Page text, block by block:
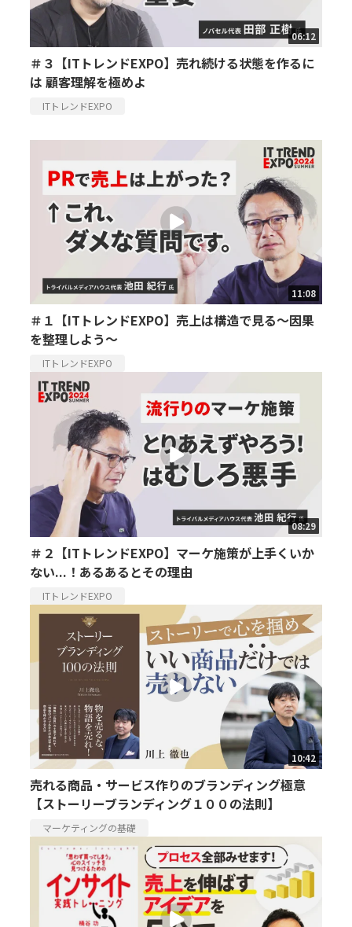
06:12
＃３【ITトレンドEXPO】売れ続ける状態を作るに
は 顧客理解を極めよ
ITトレンドEXPO
11:08
＃１【ITトレンドEXPO】売上は構造で見る～因果
を整理しよう～
ITトレンドEXPO
08:29
＃２【ITトレンドEXPO】マーケ施策が上手くいか
ない...！あるあるとその理由
ITトレンドEXPO
10:42
売れる商品・サービス作りのブランディング極意
【ストーリーブランディング１００の法則】
マーケティングの基礎